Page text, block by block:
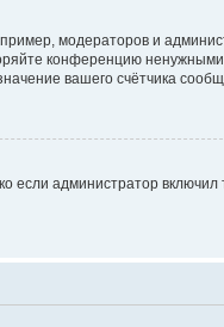
модераторов и
конференцию ненужными
вашего счётчика
если администратор включил